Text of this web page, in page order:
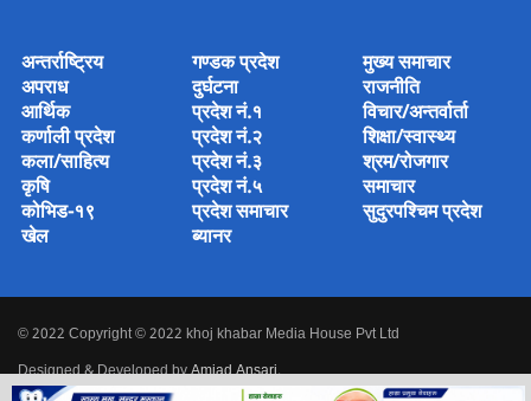
अन्तर्राष्ट्रिय
अपराध
आर्थिक
कर्णाली प्रदेश
कला/साहित्य
कृषि
कोभिड-१९
खेल
गण्डक प्रदेश
दुर्घटना
प्रदेश नं.१
प्रदेश नं.२
प्रदेश नं.३
प्रदेश नं.५
प्रदेश समाचार
ब्यानर
मुख्य समाचार
राजनीति
विचार/अन्तर्वार्ता
शिक्षा/स्वास्थ्य
श्रम/रोजगार
समाचार
सुदुरपश्चिम प्रदेश
© 2022 Copyright © 2022 khoj khabar Media House Pvt Ltd
Designed & Developed byAmjad Ansari.